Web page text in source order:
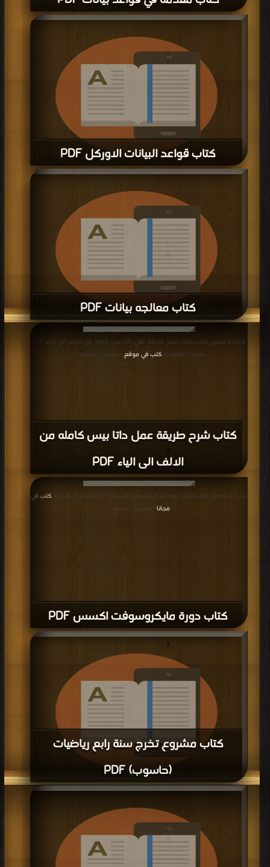
كتاب أوامر التنظيف PDF
Free
| التحميل : مرة/مرات
كتاب 120سر من أسرار الكمبيوتـر PDF
قراءة و تحميل كتاب كتاب 120سر من أسرار الكمبيوتـر PDF مجانا | مكتبة >
كتب في
موقع| التحميل : مرة/مرات
كتاب الدرس السابع في الدت نت PDF
قراءة و تحميل كتاب كتاب الدرس السابع في الدت نت PDF مجانا | مكتبة >
كتب في
تحميل| التحميل : مرة/مرات
قراءة و تحميل كتاب كتاب فقرات حول MS SQL SERVER 2008 الجزء الرابع PDF
مجانا | مكتبة >كتب في اكبر مكتبة| التحميل : مرة/مرات
كتاب المختصر المفيد في قواعد البيانات
بالفيجوال بيسك PDF
مجانا | مكتبة >كتب في| التحميل : مرة/مراتالمزيد